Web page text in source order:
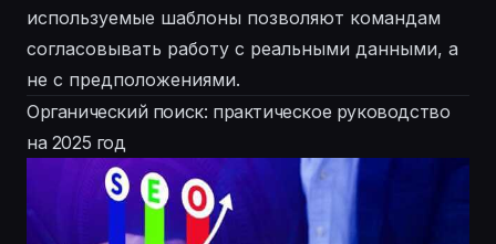
используемые шаблоны позволяют командам
согласовывать работу с реальными данными, а
не с предположениями.
Органический поиск: практическое руководство
на 2025 год